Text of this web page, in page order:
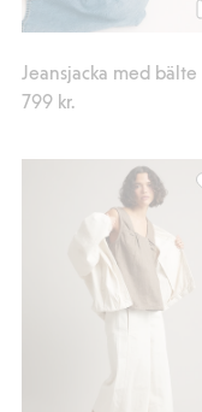
Jeansjacka med bälte
799 kr.